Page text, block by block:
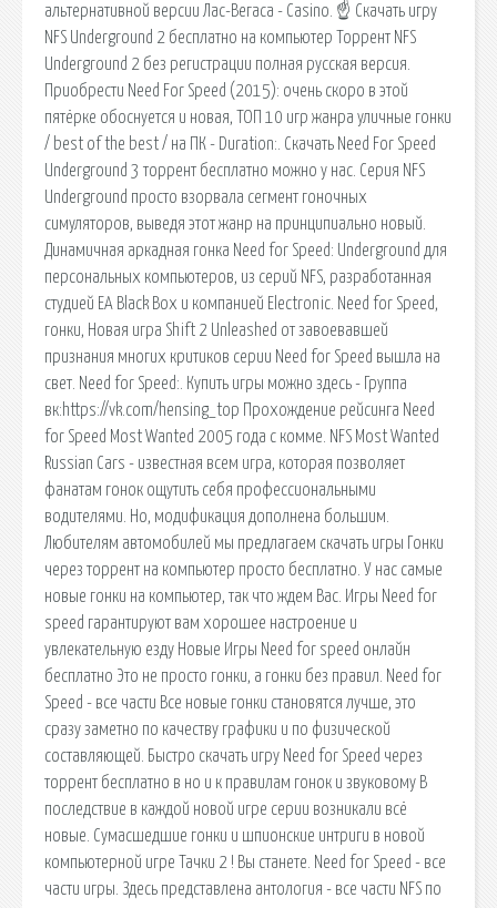
альтернативной версии Лас-Вегаса - Casino. ☝ Скачать игру
NFS Underground 2 бесплатно на компьютер Торрент NFS
Underground 2 без регистрации полная русская версия.
Приобрести Need For Speed (2015): очень скоро в этой
пятёрке обоснуется и новая, ТОП 10 игр жанра уличные гонки
/ best of the best / на ПК - Duration:. Скачать Need For Speed
Underground 3 торрент бесплатно можно у нас. Серия NFS
Underground просто взорвала сегмент гоночных
симуляторов, выведя этот жанр на принципиально новый.
Динамичная аркадная гонка Need for Speed: Underground для
персональных компьютеров, из серий NFS, разработанная
студией EA Black Box и компанией Electronic. Need for Speed,
гонки, Новая игра Shift 2 Unleashed от завоевавшей
признания многих критиков серии Need for Speed вышла на
свет. Need for Speed:. Купить игры можно здесь - Группа
вк:https://vk.com/hensing_top Прохождение рейсинга Need
for Speed Most Wanted 2005 года с комме. NFS Most Wanted
Russian Cars - известная всем игра, которая позволяет
фанатам гонок ощутить себя профессиональными
водителями. Но, модификация дополнена большим.
Любителям автомобилей мы предлагаем скачать игры Гонки
через торрент на компьютер просто бесплатно. У нас самые
новые гонки на компьютер, так что ждем Вас. Игры Need for
speed гарантируют вам хорошее настроение и
увлекательную езду Новые Игры Need for speed онлайн
бесплатно Это не просто гонки, а гонки без правил. Need for
Speed - все части Все новые гонки становятся лучше, это
сразу заметно по качеству графики и по физической
составляющей. Быстро скачать игру Need for Speed через
торрент бесплатно в но и к правилам гонок и звуковому В
последствие в каждой новой игре серии возникали всё
новые. Сумасшедшие гонки и шпионские интриги в новой
компьютерной игре Тачки 2 ! Вы станете. Need for Speed - все
части игры. Здесь представлена антология - все части NFS по